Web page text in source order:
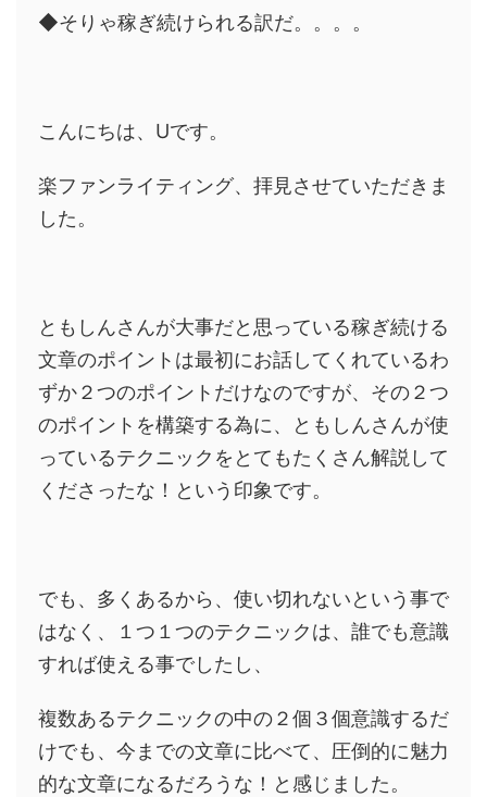
◆そりゃ稼ぎ続けられる訳だ。。。。
こんにちは、Uです。
楽ファンライティング、拝見させていただきま
した。
ともしんさんが大事だと思っている稼ぎ続ける
文章のポイントは最初にお話してくれているわ
ずか２つのポイントだけなのですが、その２つ
のポイントを構築する為に、ともしんさんが使
っているテクニックをとてもたくさん解説して
くださったな！という印象です。
でも、多くあるから、使い切れないという事で
はなく、１つ１つのテクニックは、誰でも意識
すれば使える事でしたし、
複数あるテクニックの中の２個３個意識するだ
けでも、今までの文章に比べて、圧倒的に魅力
的な文章になるだろうな！と感じました。